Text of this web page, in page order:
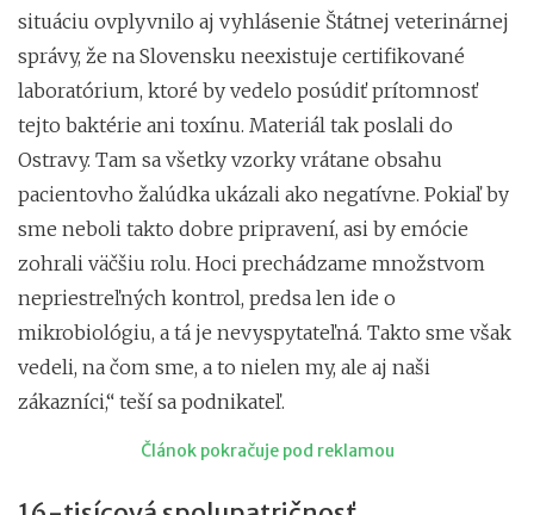
situáciu ovplyvnilo aj vyhlásenie Štátnej veterinárnej
správy, že na Slovensku neexistuje certifikované
laboratórium, ktoré by vedelo posúdiť prítomnosť
tejto baktérie ani toxínu. Materiál tak poslali do
Ostravy. Tam sa všetky vzorky vrátane obsahu
pacientovho žalúdka ukázali ako negatívne. Pokiaľ by
sme neboli takto dobre pripravení, asi by emócie
zohrali väčšiu rolu. Hoci prechádzame množstvom
nepriestreľných kontrol, predsa len ide o
mikrobiológiu, a tá je nevyspytateľná. Takto sme však
vedeli, na čom sme, a to nielen my, ale aj naši
zákazníci,“ teší sa podnikateľ.
Článok pokračuje pod reklamou